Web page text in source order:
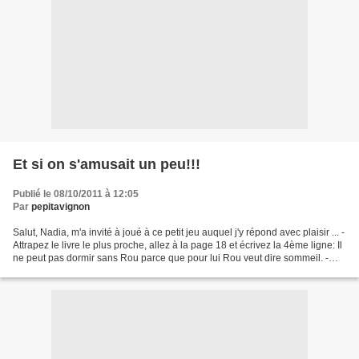
Et si on s'amusait un peu!!!
Publié le 08/10/2011 à 12:05
Par pepitavignon
Salut, Nadia, m'a invité à joué à ce petit jeu auquel j'y répond avec plaisir ... -
Attrapez le livre le plus proche, allez à la page 18 et écrivez la 4ème ligne: Il
ne peut pas dormir sans Rou parce que pour lui Rou veut dire sommeil. -